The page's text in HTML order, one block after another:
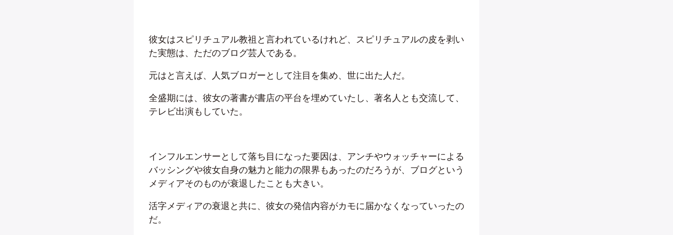
彼女はスピリチュアル教祖と言われているけれど、スピリチュアルの皮を剥い
た実態は、ただのブログ芸人である。
元はと言えば、人気ブロガーとして注目を集め、世に出た人だ。
全盛期には、彼女の著書が書店の平台を埋めていたし、著名人とも交流して、
テレビ出演もしていた。
インフルエンサーとして落ち目になった要因は、アンチやウォッチャーによる
バッシングや彼女自身の魅力と能力の限界もあったのだろうが、ブログという
メディアそのものが衰退したことも大きい。
活字メディアの衰退と共に、彼女の発信内容がカモに届かなくなっていったの
だ。